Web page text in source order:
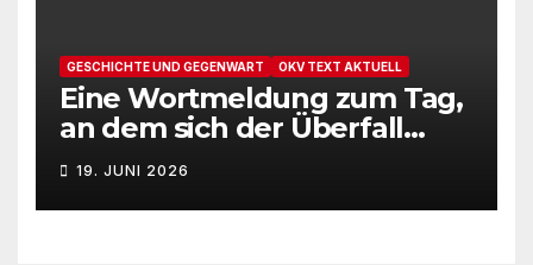
GESCHICHTE UND GEGENWART OKV TEXT AKTUELL
Eine Wortmeldung zum Tag,
an dem sich der Überfall
Deutschlands auf die UdSSR
1941 zum 85. Male jährt
19. JUNI 2026